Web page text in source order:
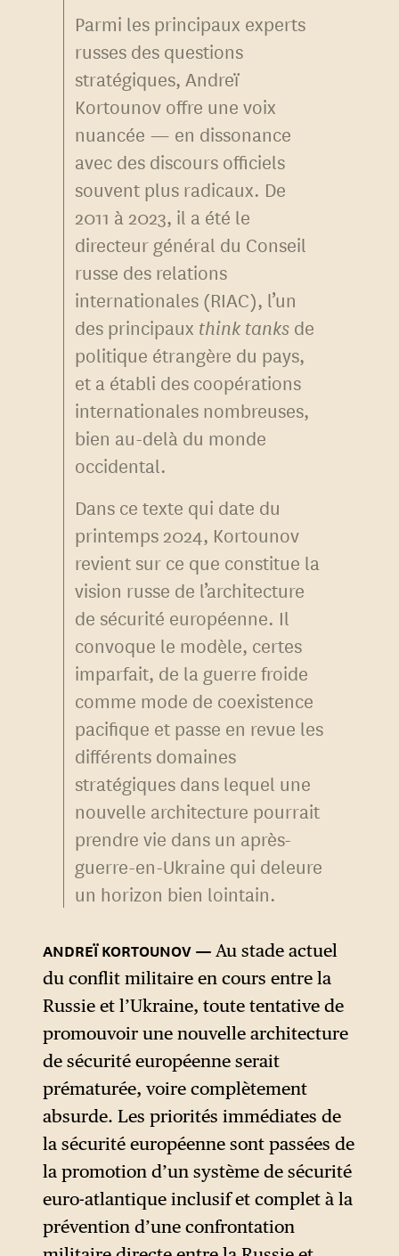
Parmi les principaux experts
russes des questions
stratégiques, Andreï
Kortounov offre une voix
nuancée — en dissonance
avec des discours officiels
souvent plus radicaux. De
2011 à 2023, il a été le
directeur général du Conseil
russe des relations
internationales (RIAC), l’un
des principaux think tanks de
politique étrangère du pays,
et a établi des coopérations
internationales nombreuses,
bien au-delà du monde
occidental.
Dans ce texte qui date du
printemps 2024, Kortounov
revient sur ce que constitue la
vision russe de l’architecture
de sécurité européenne. Il
convoque le modèle, certes
imparfait, de la guerre froide
comme mode de coexistence
pacifique et passe en revue les
différents domaines
stratégiques dans lequel une
nouvelle architecture pourrait
prendre vie dans un après-
guerre-en-Ukraine qui deleure
un horizon bien lointain.
Au stade actuel
du conflit militaire en cours entre la
Russie et l’Ukraine, toute tentative de
promouvoir une nouvelle architecture
de sécurité européenne serait
prématurée, voire complètement
absurde. Les priorités immédiates de
la sécurité européenne sont passées de
la promotion d’un système de sécurité
euro-atlantique inclusif et complet à la
prévention d’une confrontation